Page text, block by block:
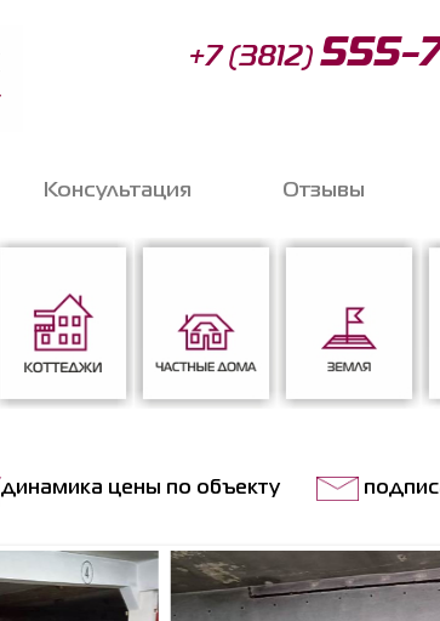
+7 (3812) 555-
Консультация Отзывы
Коттеджи Частные дома Земля
динамика цены по объекту